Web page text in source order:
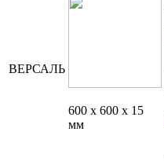
ВЕРСАЛЬ
600 x 600 x 15
мм